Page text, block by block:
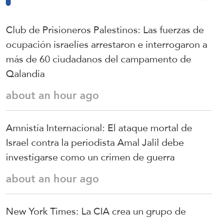
Club de Prisioneros Palestinos: Las fuerzas de
ocupación israelíes arrestaron e interrogaron a
más de 60 ciudadanos del campamento de
Qalandia
about an hour ago
Amnistía Internacional: El ataque mortal de
Israel contra la periodista Amal Jalil debe
investigarse como un crimen de guerra
about an hour ago
New York Times: La CIA crea un grupo de